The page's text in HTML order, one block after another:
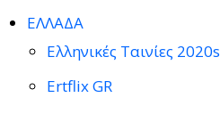
ΕΛΛΑΔΑ
Ελληνικές Ταινίες 2020s
Ertflix GR